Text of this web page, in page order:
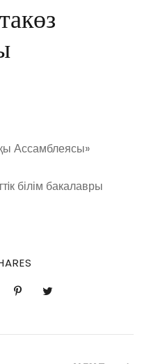
Ассамблеясы»
білім бакалавры